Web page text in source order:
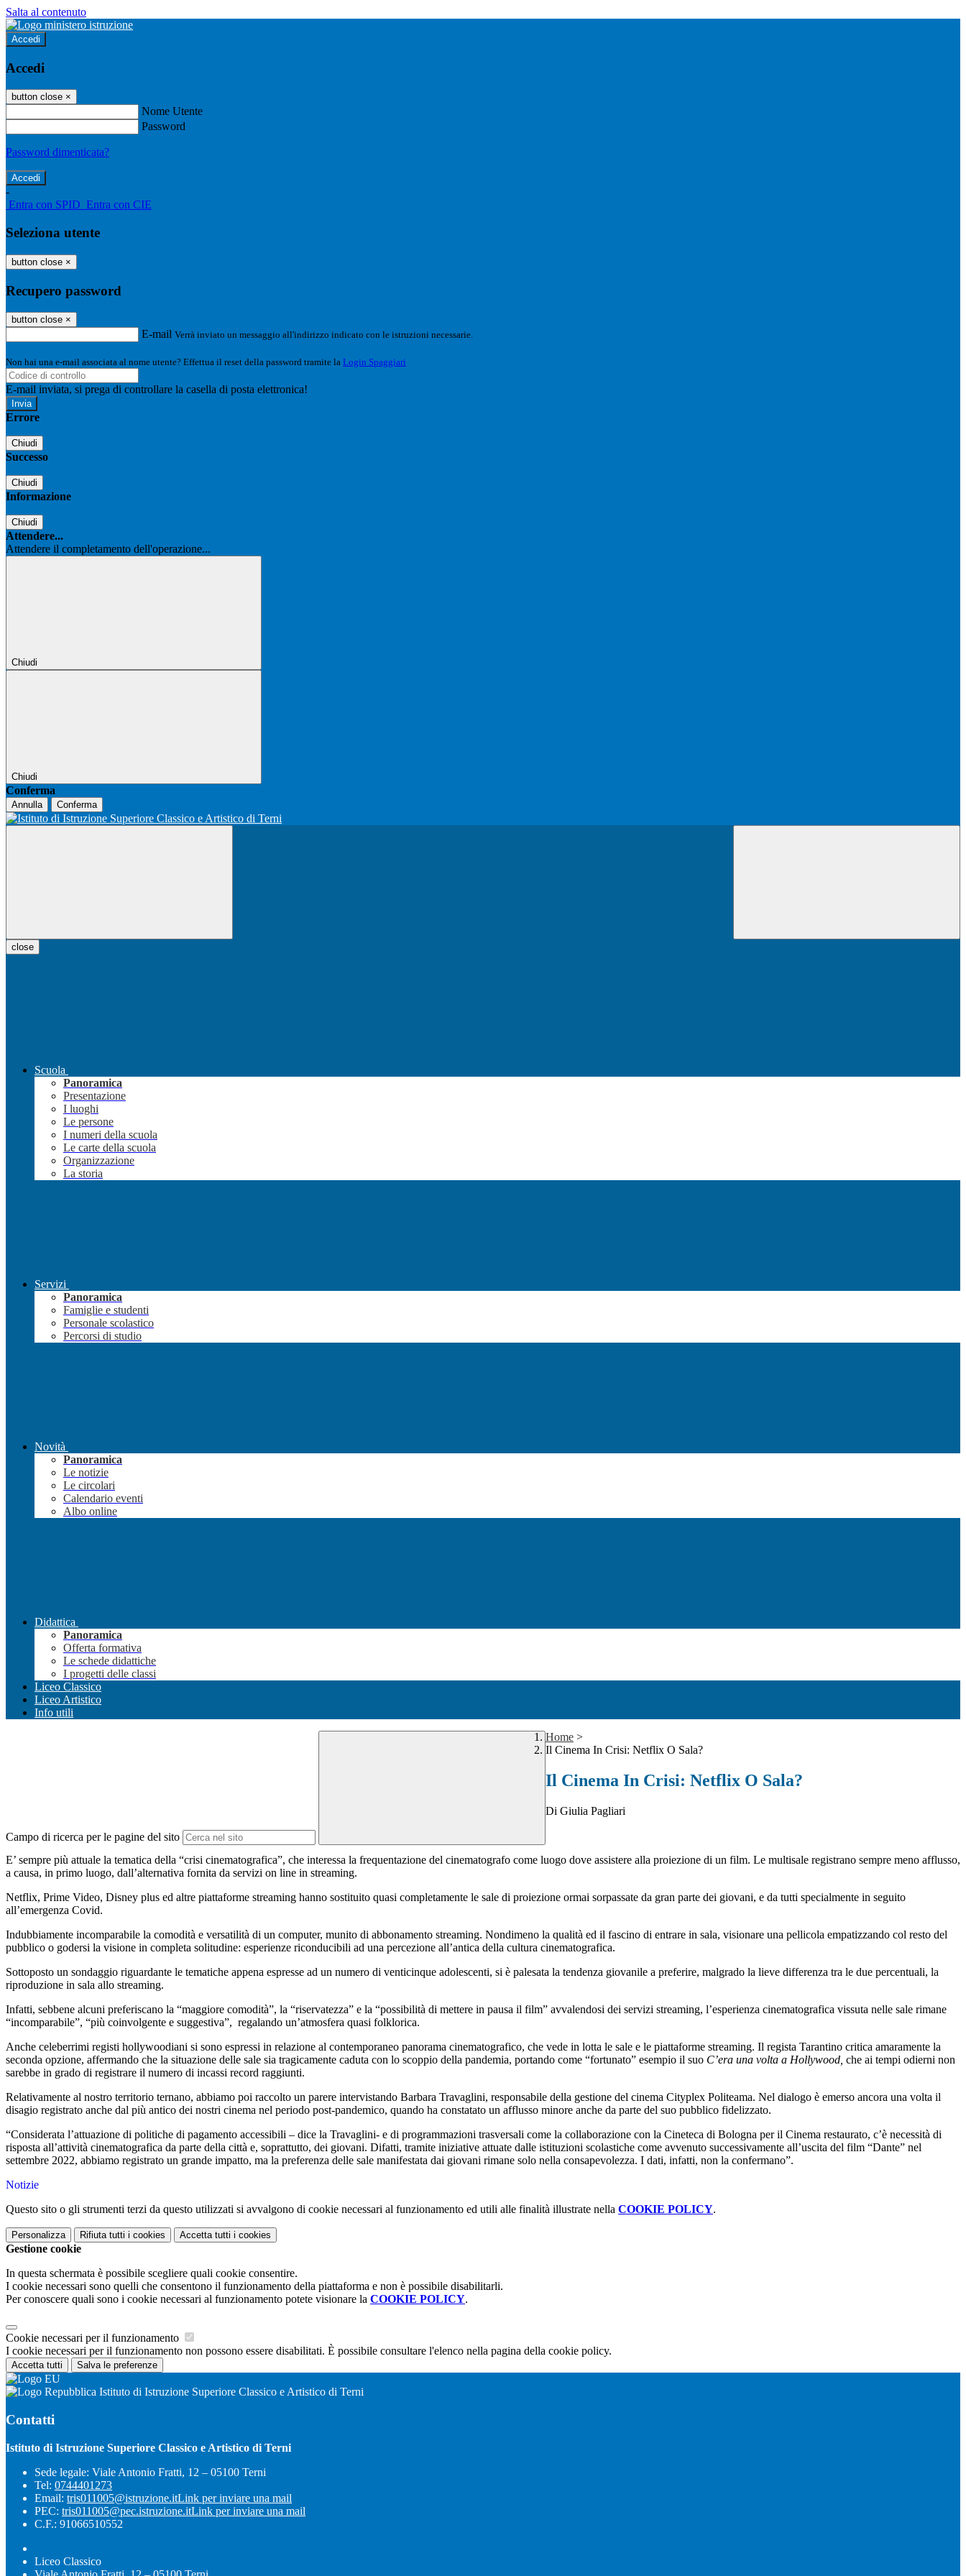
Salta al contenuto
Accedi
Accedi
button close ×
Nome Utente
Password
Password dimenticata?
-
Entra con SPID Entra con CIE
Seleziona utente
button close ×
Recupero password
button close ×
E-mail Verrà inviato un messaggio all'indirizzo indicato con le istruzioni necessarie.
Non hai una e-mail associata al nome utente? Effettua il reset della password tramite la Login Spaggiari
E-mail inviata, si prega di controllare la casella di posta elettronica!
Errore
Chiudi
Successo
Chiudi
Informazione
Chiudi
Attendere...
Attendere il completamento dell'operazione...
Chiudi
Chiudi
Conferma
Annulla Conferma
close
Scuola
Panoramica
Presentazione
I luoghi
Le persone
I numeri della scuola
Le carte della scuola
Organizzazione
La storia
Servizi
Panoramica
Famiglie e studenti
Personale scolastico
Percorsi di studio
Novità
Panoramica
Le notizie
Le circolari
Calendario eventi
Albo online
Didattica
Panoramica
Offerta formativa
Le schede didattiche
I progetti delle classi
Liceo Classico
Liceo Artistico
Info utili
Campo di ricerca per le pagine del sito
Home >
Il Cinema In Crisi: Netflix O Sala?
Il Cinema In Crisi: Netflix O Sala?
Di Giulia Pagliari
E’ sempre più attuale la tematica della “crisi cinematografica”, che interessa la frequentazione del cinematografo come luogo dove assistere alla proiezione di un film. Le multisale registrano sempre meno afflusso,
a causa, in primo luogo, dall’alternativa fornita da servizi on line in streaming.
Netflix, Prime Video, Disney plus ed altre piattaforme streaming hanno sostituito quasi completamente le sale di proiezione ormai sorpassate da gran parte dei giovani, e da tutti specialmente in seguito
all’emergenza Covid.
Indubbiamente incomparabile la comodità e versatilità di un computer, munito di abbonamento streaming. Nondimeno la qualità ed il fascino di entrare in sala, visionare una pellicola empatizzando col resto del
pubblico o godersi la visione in completa solitudine: esperienze riconducibili ad una percezione all’antica della cultura cinematografica.
Sottoposto un sondaggio riguardante le tematiche appena espresse ad un numero di venticinque adolescenti, si è palesata la tendenza giovanile a preferire, malgrado la lieve differenza tra le due percentuali, la
riproduzione in sala allo streaming.
Infatti, sebbene alcuni preferiscano la “maggiore comodità”, la “riservatezza” e la “possibilità di mettere in pausa il film” avvalendosi dei servizi streaming, l’esperienza cinematografica vissuta nelle sale rimane
“incomparabile”, “più coinvolgente e suggestiva”, regalando un’atmosfera quasi folklorica.
Anche celeberrimi registi hollywoodiani si sono espressi in relazione al contemporaneo panorama cinematografico, che vede in lotta le sale e le piattaforme streaming. Il regista Tarantino critica amaramente la
seconda opzione, affermando che la situazione delle sale sia tragicamente caduta con lo scoppio della pandemia, portando come “fortunato” esempio il suo C’era una volta a Hollywood, che ai tempi odierni non
sarebbe in grado di registrare il numero di incassi record raggiunti.
Relativamente al nostro territorio ternano, abbiamo poi raccolto un parere intervistando Barbara Travaglini, responsabile della gestione del cinema Cityplex Politeama. Nel dialogo è emerso ancora una volta il
disagio registrato anche dal più antico dei nostri cinema nel periodo post-pandemico, quando ha constatato un afflusso minore anche da parte del suo pubblico fidelizzato.
“Considerata l’attuazione di politiche di pagamento accessibili – dice la Travaglini- e di programmazioni trasversali come la collaborazione con la Cineteca di Bologna per il Cinema restaurato, c’è necessità di
risposta all’attività cinematografica da parte della città e, soprattutto, dei giovani. Difatti, tramite iniziative attuate dalle istituzioni scolastiche come avvenuto successivamente all’uscita del film “Dante” nel
settembre 2022, abbiamo registrato un grande impatto, ma la preferenza delle sale manifestata dai giovani rimane solo nella consapevolezza. I dati, infatti, non la confermano”.
Notizie
Questo sito o gli strumenti terzi da questo utilizzati si avvalgono di cookie necessari al funzionamento ed utili alle finalità illustrate nella COOKIE POLICY.
Personalizza Rifiuta tutti i cookies Accetta tutti i cookies
Gestione cookie
In questa schermata è possibile scegliere quali cookie consentire.
I cookie necessari sono quelli che consentono il funzionamento della piattaforma e non è possibile disabilitarli.
Per conoscere quali sono i cookie necessari al funzionamento potete visionare la COOKIE POLICY.
Cookie necessari per il funzionamento
I cookie necessari per il funzionamento non possono essere disabilitati. È possibile consultare l'elenco nella pagina della cookie policy.
Accetta tutti Salva le preferenze
Istituto di Istruzione Superiore Classico e Artistico di Terni
Contatti
Istituto di Istruzione Superiore Classico e Artistico di Terni
Sede legale: Viale Antonio Fratti, 12 – 05100 Terni
Tel: 0744401273
Email: tris011005@istruzione.itLink per inviare una mail
PEC: tris011005@pec.istruzione.itLink per inviare una mail
C.F.: 91066510552
Liceo Classico